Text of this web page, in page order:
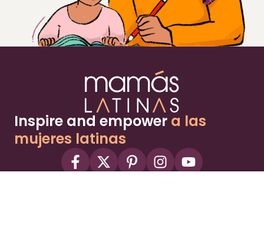
Inspire and empower a las
mujeres latinas